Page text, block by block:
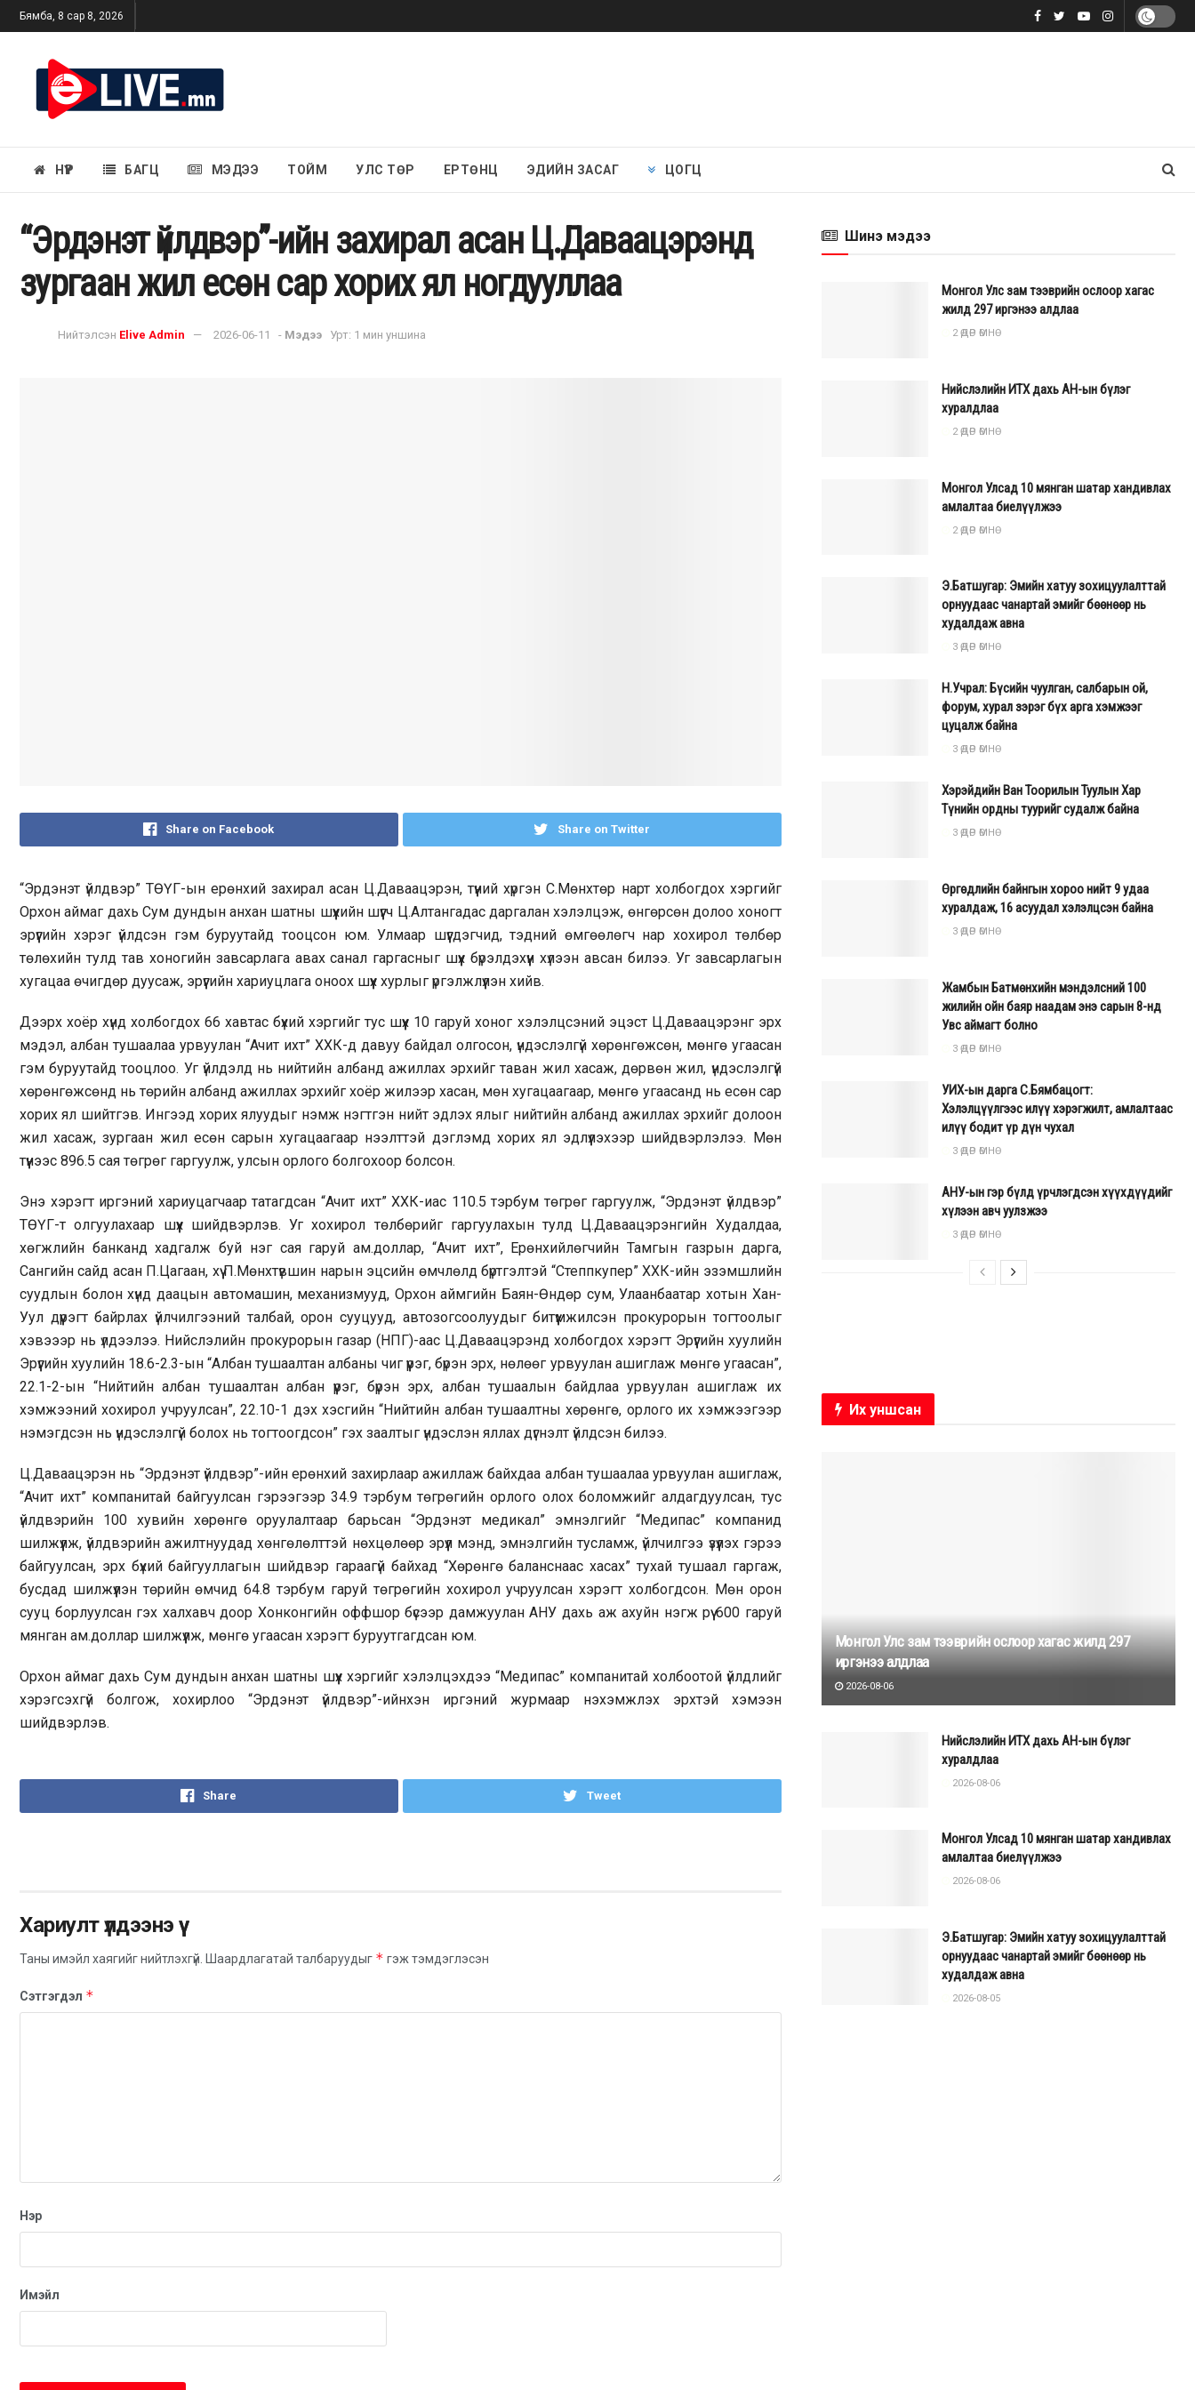
Бямба, 8 сар 8, 2026
НҮҮР БАГЦ МЭДЭЭ ТОЙМ УЛС ТӨР ЕРТӨНЦ ЭДИЙН ЗАСАГ ЦОГЦ
“Эрдэнэт үйлдвэр”-ийн захирал асан Ц.Даваацэрэнд
зургаан жил есөн сар хорих ял ногдууллаа
Нийтэлсэн Elive Admin 2026-06-11 - Мэдээ Урт: 1 мин уншина
Share on Facebook Share on Twitter
“Эрдэнэт үйлдвэр” ТӨҮГ-ын ерөнхий захирал асан Ц.Даваацэрэн, түүний хүргэн С.Мөнхтөр нарт холбогдох хэргийг
Орхон аймаг дахь Сум дундын анхан шатны шүүхийн шүүгч Ц.Алтангадас даргалан хэлэлцэж, өнгөрсөн долоо хоногт
эрүүгийн хэрэг үйлдсэн гэм буруутайд тооцсон юм. Улмаар шүүгдэгчид, тэдний өмгөөлөгч нар хохирол төлбөр
төлөхийн тулд тав хоногийн завсарлага авах санал гаргасныг шүүх бүрэлдэхүүн хүлээн авсан билээ. Уг завсарлагын
хугацаа өчигдөр дуусаж, эрүүгийн хариуцлага оноох шүүх хурлыг үргэлжлүүлэн хийв.
Дээрх хоёр хүнд холбогдох 66 хавтас бүхий хэргийг тус шүүх 10 гаруй хоног хэлэлцсэний эцэст Ц.Даваацэрэнг эрх
мэдэл, албан тушаалаа урвуулан “Ачит ихт” ХХК-д давуу байдал олгосон, үндэслэлгүй хөрөнгөжсөн, мөнгө угаасан
гэм буруутайд тооцлоо. Уг үйлдэлд нь нийтийн албанд ажиллах эрхийг таван жил хасаж, дөрвөн жил, үндэслэлгүй
хөрөнгөжсөнд нь төрийн албанд ажиллах эрхийг хоёр жилээр хасан, мөн хугацаагаар, мөнгө угаасанд нь есөн сар
хорих ял шийтгэв. Ингээд хорих ялуудыг нэмж нэгтгэн нийт эдлэх ялыг нийтийн албанд ажиллах эрхийг долоон
жил хасаж, зургаан жил есөн сарын хугацаагаар нээлттэй дэглэмд хорих ял эдлүүлэхээр шийдвэрлэлээ. Мөн
түүнээс 896.5 сая төгрөг гаргуулж, улсын орлого болгохоор болсон.
Энэ хэрэгт иргэний хариуцагчаар татагдсан “Ачит ихт” ХХК-иас 110.5 тэрбум төгрөг гаргуулж, “Эрдэнэт үйлдвэр”
ТӨҮГ-т олгуулахаар шүүх шийдвэрлэв. Уг хохирол төлбөрийг гаргуулахын тулд Ц.Даваацэрэнгийн Худалдаа,
хөгжлийн банканд хадгалж буй нэг сая гаруй ам.доллар, “Ачит ихт”, Ерөнхийлөгчийн Тамгын газрын дарга,
Сангийн сайд асан П.Цагаан, хүү П.Мөнхтүвшин нарын эцсийн өмчлөлд бүртгэлтэй “Степпкупер” ХХК-ийн эзэмшлийн
суудлын болон хүнд даацын автомашин, механизмууд, Орхон аймгийн Баян-Өндөр сум, Улаанбаатар хотын Хан-
Уул дүүрэгт байрлах үйлчилгээний талбай, орон сууцууд, автозогсоолуудыг битүүмжилсэн прокурорын тогтоолыг
хэвэээр нь үлдээлээ. Нийслэлийн прокурорын газар (НПГ)-аас Ц.Даваацэрэнд холбогдох хэрэгт Эрүүгийн хуулийн
Эрүүгийн хуулийн 18.6-2.3-ын “Албан тушаалтан албаны чиг үүрэг, бүрэн эрх, нөлөөг урвуулан ашиглаж мөнгө угаасан”,
22.1-2-ын “Нийтийн албан тушаалтан албан үүрэг, бүрэн эрх, албан тушаалын байдлаа урвуулан ашиглаж их
хэмжээний хохирол учруулсан”, 22.10-1 дэх хэсгийн “Нийтийн албан тушаалтны хөрөнгө, орлого их хэмжээгээр
нэмэгдсэн нь үндэслэлгүй болох нь тогтоогдсон” гэх заалтыг үндэслэн яллах дүгнэлт үйлдсэн билээ.
Ц.Даваацэрэн нь “Эрдэнэт үйлдвэр”-ийн ерөнхий захирлаар ажиллаж байхдаа албан тушаалаа урвуулан ашиглаж,
“Ачит ихт” компанитай байгуулсан гэрээгээр 34.9 тэрбум төгрөгийн орлого олох боломжийг алдагдуулсан, тус
үйлдвэрийн 100 хувийн хөрөнгө оруулалтаар барьсан “Эрдэнэт медикал” эмнэлгийг “Медипас” компанид
шилжүүлж, үйлдвэрийн ажилтнуудад хөнгөлөлттэй нөхцөлөөр эрүүл мэнд, эмнэлгийн тусламж, үйлчилгээ үзүүлэх гэрээ
байгуулсан, эрх бүхий байгууллагын шийдвэр гараагүй байхад “Хөрөнгө баланснаас хасах” тухай тушаал гаргаж,
бусдад шилжүүлэн төрийн өмчид 64.8 тэрбум гаруй төгрөгийн хохирол учруулсан хэрэгт холбогдсон. Мөн орон
сууц борлуулсан гэх халхавч доор Хонконгийн оффшор бүсээр дамжуулан АНУ дахь аж ахуйн нэгж рүү 600 гаруй
мянган ам.доллар шилжүүлж, мөнгө угаасан хэрэгт буруутгагдсан юм.
Орхон аймаг дахь Сум дундын анхан шатны шүүх хэргийг хэлэлцэхдээ “Медипас” компанитай холбоотой үйлдлийг
хэрэгсэхгүй болгож, хохирлоо “Эрдэнэт үйлдвэр”-ийнхэн иргэний журмаар нэхэмжлэх эрхтэй хэмээн
шийдвэрлэв.
Share Tweet
Хариулт үлдээнэ үү
Таны имэйл хаягийг нийтлэхгүй. Шаардлагатай талбаруудыг * гэж тэмдэглэсэн
Сэтгэгдэл *
Нэр
Имэйл
Шинэ мэдээ
Монгол Улс зам тээврийн ослоор хагас
жилд 297 иргэнээ алдлаа
2 ӨДӨР ӨМНӨ
Нийслэлийн ИТХ дахь АН-ын бүлэг
хуралдлаа
2 ӨДӨР ӨМНӨ
Монгол Улсад 10 мянган шатар хандивлах
амлалтаа биелүүлжээ
2 ӨДӨР ӨМНӨ
Э.Батшугар: Эмийн хатуу зохицуулалттай
орнуудаас чанартай эмийг бөөнөөр нь
худалдаж авна
3 ӨДӨР ӨМНӨ
Н.Учрал: Бүсийн чуулган, салбарын ой,
форум, хурал зэрэг бүх арга хэмжээг
цуцалж байна
3 ӨДӨР ӨМНӨ
Хэрэйдийн Ван Тоорилын Туулын Хар
Түнийн ордны туурийг судалж байна
3 ӨДӨР ӨМНӨ
Өргөдлийн байнгын хороо нийт 9 удаа
хуралдаж, 16 асуудал хэлэлцсэн байна
3 ӨДӨР ӨМНӨ
Жамбын Батмөнхийн мэндэлсний 100
жилийн ойн баяр наадам энэ сарын 8-нд
Увс аймагт болно
3 ӨДӨР ӨМНӨ
УИХ-ын дарга С.Бямбацогт:
Хэлэлцүүлгээс илүү хэрэгжилт, амлалтаас
илүү бодит үр дүн чухал
3 ӨДӨР ӨМНӨ
АНУ-ын гэр бүлд үрчлэгдсэн хүүхдүүдийг
хүлээн авч уулзжээ
3 ӨДӨР ӨМНӨ
Их уншсан
Монгол Улс зам тээврийн ослоор хагас жилд 297
иргэнээ алдлаа
2026-08-06
Нийслэлийн ИТХ дахь АН-ын бүлэг
хуралдлаа
2026-08-06
Монгол Улсад 10 мянган шатар хандивлах
амлалтаа биелүүлжээ
2026-08-06
Э.Батшугар: Эмийн хатуу зохицуулалттай
орнуудаас чанартай эмийг бөөнөөр нь
худалдаж авна
2026-08-05